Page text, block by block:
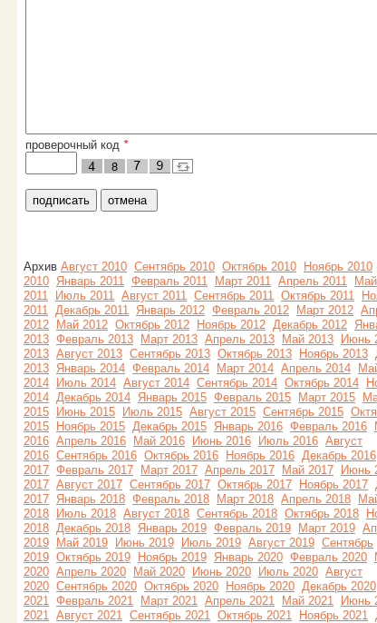
проверочный код *
Архив Август 2010 Сентябрь 2010 Октябрь 2010 Ноябрь 2010
2010 Январь 2011 Февраль 2011 Март 2011 Апрель 2011
2011
Июль 2011 Август 2011 Сентябрь 2011 Октябрь 2011
2011 Декабрь 2011 Январь 2012 Февраль 2012 Март 2012
2012
Май 2012 Октябрь 2012 Ноябрь 2012 Декабрь 2012
2013 Февраль 2013 Март 2013 Апрель 2013 Май 2013 Июнь
2013 Август 2013 Сентябрь 2013 Октябрь 2013 Ноябрь 2013
2013 Январь 2014 Февраль 2014 Март 2014 Апрель 2014
2014
Июль 2014 Август 2014 Сентябрь 2014 Октябрь 2014
2014 Декабрь 2014 Январь 2015 Февраль 2015 Март 2015
2015
Июнь 2015 Июль 2015 Август 2015 Сентябрь 2015
2015
Ноябрь 2015 Декабрь 2015 Январь 2016 Февраль 2016
2016 Апрель 2016 Май 2016 Июнь 2016 Июль 2016 Август
2016 Сентябрь 2016 Октябрь 2016 Ноябрь 2016 Декабрь 2016
2017 Февраль 2017 Март 2017 Апрель 2017 Май 2017 Июнь
2017 Август 2017 Сентябрь 2017 Октябрь 2017 Ноябрь 2017
2017 Январь 2018 Февраль 2018 Март 2018 Апрель 2018
2018
Июль 2018 Август 2018 Сентябрь 2018 Октябрь 2018
2018 Декабрь 2018 Январь 2019 Февраль 2019 Март 2019
2019
Май 2019 Июнь 2019 Июль 2019 Август 2019 Сентябрь
2019 Октябрь 2019 Ноябрь 2019 Январь 2020 Февраль 2020
2020 Апрель 2020 Май 2020 Июнь 2020 Июль 2020 Август
2020 Сентябрь 2020 Октябрь 2020 Ноябрь 2020 Декабрь 2020
2021 Февраль 2021 Март 2021 Апрель 2021 Май 2021 Июнь
2021 Август 2021 Сентябрь 2021 Октябрь 2021 Ноябрь 2021